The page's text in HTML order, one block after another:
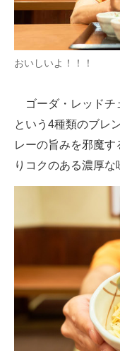
おいしいよ！！！
ゴーダ・レッドチ
という4種類のブレ
レーの旨みを邪魔
りコクのある濃厚な